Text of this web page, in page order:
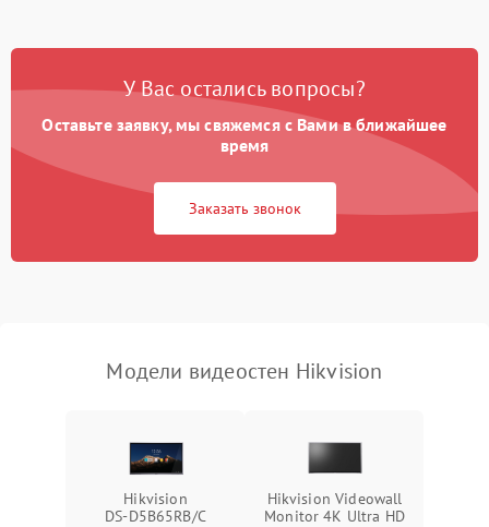
Артефакты изображения 2100 ₽ Подробнее →
У Вас остались вопросы?
Оставьте заявку, мы свяжемся с Вами в ближайшее
время
Заказать звонок
Модели видеостен Hikvision
Hikvision
DS‑D5B65RB/C
Hikvision Videowall
Monitor 4K Ultra HD